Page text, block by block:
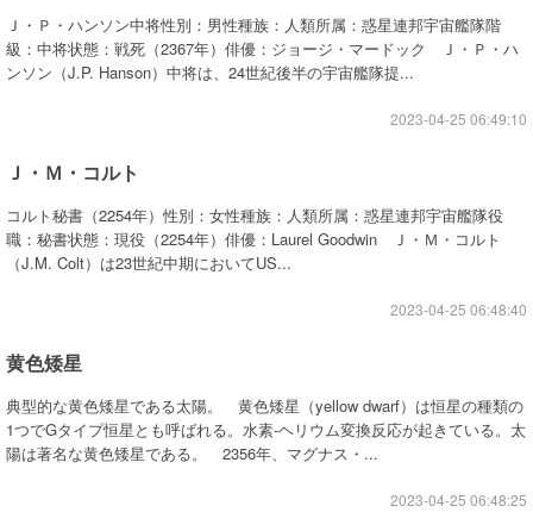
Ｊ・Ｐ・ハンソン中将性別：男性種族：人類所属：惑星連邦宇宙艦隊階
級：中将状態：戦死（2367年）俳優：ジョージ・マードック Ｊ・Ｐ・ハ
ンソン（J.P. Hanson）中将は、24世紀後半の宇宙艦隊提...
2023-04-25 06:49:10
Ｊ・Ｍ・コルト
コルト秘書（2254年）性別：女性種族：人類所属：惑星連邦宇宙艦隊役
職：秘書状態：現役（2254年）俳優：Laurel Goodwin Ｊ・Ｍ・コルト
（J.M. Colt）は23世紀中期においてUS...
2023-04-25 06:48:40
黄色矮星
典型的な黄色矮星である太陽。 黄色矮星（yellow dwarf）は恒星の種類の
1つでGタイプ恒星とも呼ばれる。水素-ヘリウム変換反応が起きている。太
陽は著名な黄色矮星である。 2356年、マグナス・...
2023-04-25 06:48:25